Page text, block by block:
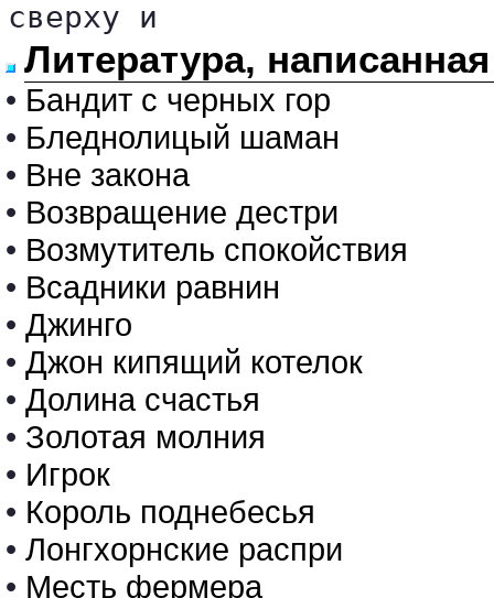
Литература,
• Бандит с черных гор
• Бледнолицый шаман
• Вне закона
• Возвращение дестри
• Возмутитель спокойствия
• Всадники равнин
• Джинго
• Джон кипящий котелок
• Долина счастья
• Золотая молния
• Игрок
• Король поднебесья
• Лонгхорнские распри
• Месть фермера